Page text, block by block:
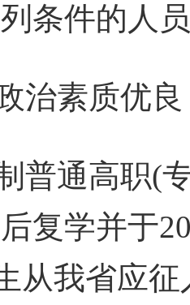
件的人员
素质优良
通高职(专
复学并于
从我省应